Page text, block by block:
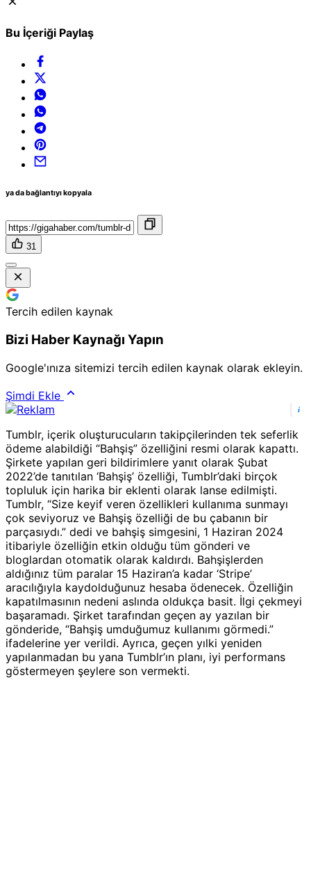
Bu İçeriği Paylaş
ya da bağlantıyı kopyala
31
Tercih edilen kaynak
Bizi Haber Kaynağı Yapın
Google'ınıza sitemizi tercih edilen kaynak olarak ekleyin.
Şimdi Ekle
i
Tumblr, içerik oluşturucuların takipçilerinden tek seferlik
ödeme alabildiği “Bahşiş” özelliğini resmi olarak kapattı.
Şirkete yapılan geri bildirimlere yanıt olarak Şubat
2022’de tanıtılan ‘Bahşiş’ özelliği, Tumblr’daki birçok
topluluk için harika bir eklenti olarak lanse edilmişti.
Tumblr, “Size keyif veren özellikleri kullanıma sunmayı
çok seviyoruz ve Bahşiş özelliği de bu çabanın bir
parçasıydı.” dedi ve bahşiş simgesini, 1 Haziran 2024
itibariyle özelliğin etkin olduğu tüm gönderi ve
bloglardan otomatik olarak kaldırdı. Bahşişlerden
aldığınız tüm paralar 15 Haziran’a kadar ‘Stripe’
aracılığıyla kaydolduğunuz hesaba ödenecek. Özelliğin
kapatılmasının nedeni aslında oldukça basit. İlgi çekmeyi
başaramadı. Şirket tarafından geçen ay yazılan bir
gönderide, “Bahşiş umduğumuz kullanımı görmedi.”
ifadelerine yer verildi. Ayrıca, geçen yılki yeniden
yapılanmadan bu yana Tumblr’ın planı, iyi performans
göstermeyen şeylere son vermekti.